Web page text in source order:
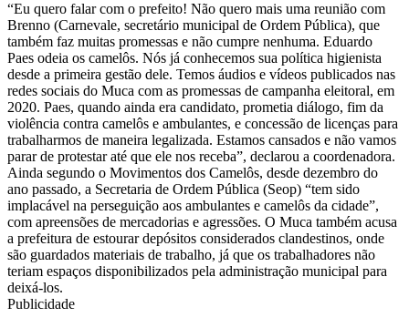
“Eu quero falar com o prefeito! Não quero mais uma reunião com
Brenno (Carnevale, secretário municipal de Ordem Pública), que
também faz muitas promessas e não cumpre nenhuma. Eduardo
Paes odeia os camelôs. Nós já conhecemos sua política higienista
desde a primeira gestão dele. Temos áudios e vídeos publicados nas
redes sociais do Muca com as promessas de campanha eleitoral, em
2020. Paes, quando ainda era candidato, prometia diálogo, fim da
violência contra camelôs e ambulantes, e concessão de licenças para
trabalharmos de maneira legalizada. Estamos cansados e não vamos
parar de protestar até que ele nos receba”, declarou a coordenadora.
Ainda segundo o Movimentos dos Camelôs, desde dezembro do
ano passado, a Secretaria de Ordem Pública (Seop) “tem sido
implacável na perseguição aos ambulantes e camelôs da cidade”,
com apreensões de mercadorias e agressões. O Muca também acusa
a prefeitura de estourar depósitos considerados clandestinos, onde
são guardados materiais de trabalho, já que os trabalhadores não
teriam espaços disponibilizados pela administração municipal para
deixá-los.
Publicidade